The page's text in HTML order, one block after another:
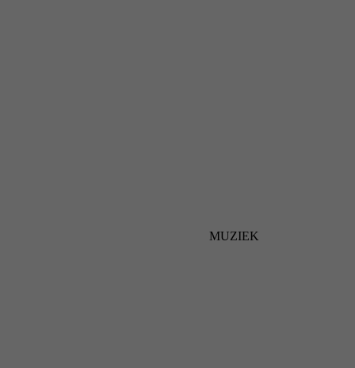
MUZIEK